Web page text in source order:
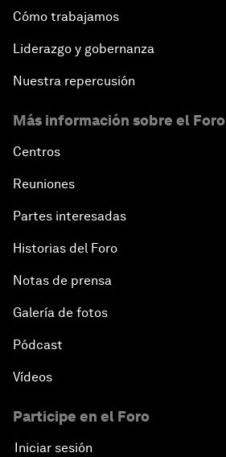
Cómo trabajamos
Liderazgo y gobernanza
Nuestra repercusión
Más información sobre el Foro
Centros
Reuniones
Partes interesadas
Historias del Foro
Notas de prensa
Galería de fotos
Pódcast
Vídeos
Participe en el Foro
Iniciar sesión